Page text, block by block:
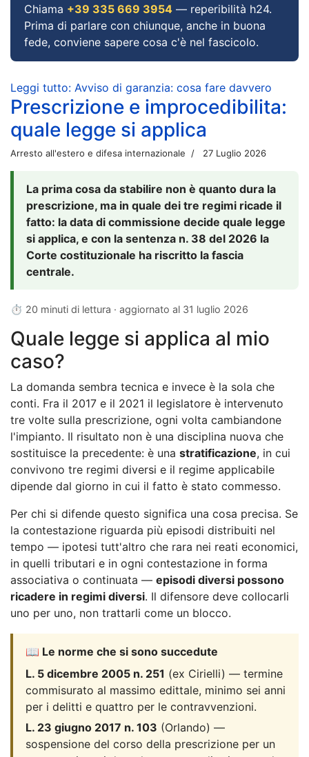
Chiama +39 335 669 3954 — reperibilità h24.
Prima di parlare con chiunque, anche in buona
fede, conviene sapere cosa c'è nel fascicolo.
Leggi tutto: Avviso di garanzia: cosa fare davvero
Prescrizione e improcedibilita:
quale legge si applica
Arresto all'estero e difesa internazionale 27 Luglio 2026
La prima cosa da stabilire non è quanto dura la
prescrizione, ma in quale dei tre regimi ricade il
fatto: la data di commissione decide quale legge
si applica, e con la sentenza n. 38 del 2026 la
Corte costituzionale ha riscritto la fascia
centrale.
⏱ 20 minuti di lettura · aggiornato al 31 luglio 2026
Quale legge si applica al mio
caso?
La domanda sembra tecnica e invece è la sola che
conti. Fra il 2017 e il 2021 il legislatore è intervenuto
tre volte sulla prescrizione, ogni volta cambiandone
l'impianto. Il risultato non è una disciplina nuova che
sostituisce la precedente: è una stratificazione, in cui
convivono tre regimi diversi e il regime applicabile
dipende dal giorno in cui il fatto è stato commesso.
Per chi si difende questo significa una cosa precisa. Se
la contestazione riguarda più episodi distribuiti nel
tempo — ipotesi tutt'altro che rara nei reati economici,
in quelli tributari e in ogni contestazione in forma
associativa o continuata — episodi diversi possono
ricadere in regimi diversi. Il difensore deve collocarli
uno per uno, non trattarli come un blocco.
📖 Le norme che si sono succedute
L. 5 dicembre 2005 n. 251 (ex Cirielli) — termine
commisurato al massimo edittale, minimo sei anni
per i delitti e quattro per le contravvenzioni.
L. 23 giugno 2017 n. 103 (Orlando) —
sospensione del corso della prescrizione per un